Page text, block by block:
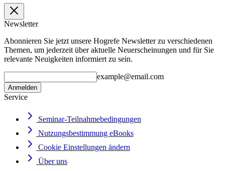
Newsletter
Abonnieren Sie jetzt unsere Hogrefe Newsletter zu verschiedenen
Themen, um jederzeit über aktuelle Neuerscheinungen und für Sie
relevante Neuigkeiten informiert zu sein.
example@email.com
Anmelden
Service
Seminar-Teilnahmebedingungen
Nutzungsbestimmung eBooks
Cookie Einstellungen ändern
Über uns